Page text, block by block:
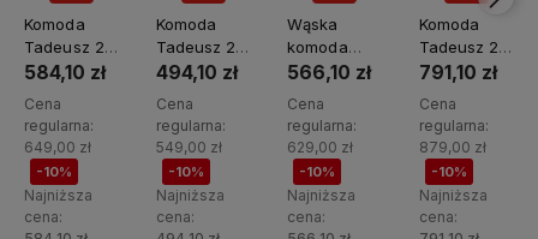
Komoda
Tadeusz 2-
drzwiowa z
2
584,10 zł
Cena
regularna:
649,00 zł
-10%
Najniższa
cena:
Komoda
Tadeusz 2-
drzwiowa
494,10 zł
Cena
regularna:
549,00 zł
-10%
Najniższa
cena:
Wąska
komoda
Tadeusz z
szufladami
T-4
566,10 zł
Cena
regularna:
629,00 zł
-10%
Najniższa
cena:
Komoda
Tadeusz 2-
drzwiowa z
szufladami
T-5
791,10 zł
Cena
regularna:
879,00 zł
-10%
Najniższa
cena: